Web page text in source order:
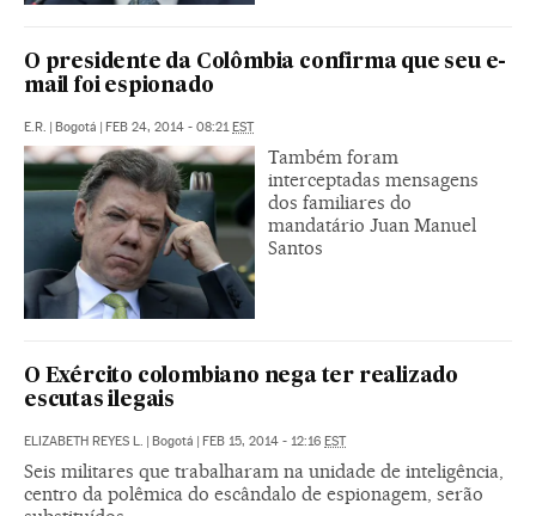
O presidente da Colômbia confirma que seu e-
mail foi espionado
E.R. | Bogotá | FEB 24, 2014 - 08:21EST
Também foram
interceptadas mensagens
dos familiares do
mandatário Juan Manuel
Santos
O Exército colombiano nega ter realizado
escutas ilegais
ELIZABETH REYES L. | Bogotá | FEB 15, 2014 - 12:16 EST
Seis militares que trabalharam na unidade de inteligência,
centro da polêmica do escândalo de espionagem, serão